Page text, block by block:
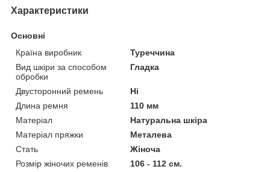
Характеристики
Основні
Країна виробник
Туреччина
Вид шкіри за способом
обробки
Гладка
Двусторонний ремень
Ні
Длина ремня
110 мм
Матеріал
Натуральна шкіра
Матеріал пряжки
Металева
Стать
Жіноча
Розмір жіночих ременів
106 - 112 см.